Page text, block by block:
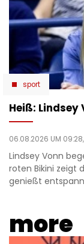
sport
Heiß:
06.08.2026 UM 09:28,
Lindsey Vonn
roten Bikini zeigt
genießt
more